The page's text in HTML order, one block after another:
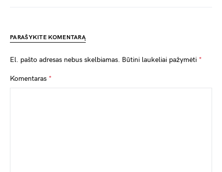
PARAŠYKITE KOMENTARĄ
El. pašto adresas nebus skelbiamas. Būtini laukeliai pažymėti *
Komentaras *